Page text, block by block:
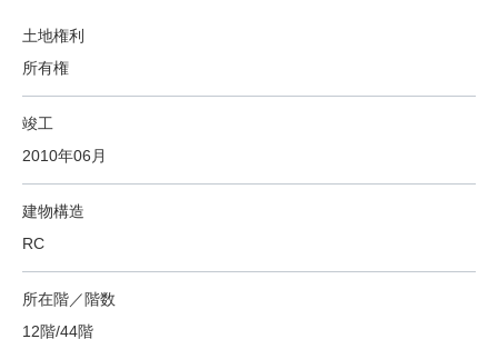
土地権利
所有権
竣工
2010年06月
建物構造
RC
所在階／階数
12階/44階